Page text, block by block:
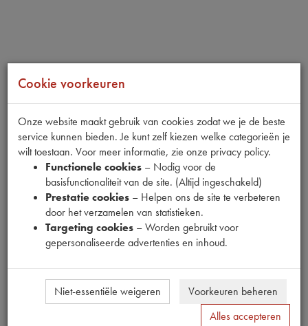
Productnummer
6880133
EAN code
5412096194795
8 01 (€6, 62excl. btw)
Bestel
Cookie voorkeuren
Onze website maakt gebruik van cookies zodat we je de beste
service kunnen bieden. Je kunt zelf kiezen welke categorieën je
wilt toestaan. Voor meer informatie, zie onze privacy policy.
Functionele cookies – Nodig voor de
basisfunctionaliteit van de site. (Altijd ingeschakeld)
Prestatie cookies – Helpen ons de site te verbeteren
door het verzamelen van statistieken.
Targeting cookies – Worden gebruikt voor
gepersonaliseerde advertenties en inhoud.
Niet-essentiële weigeren
Voorkeuren beheren
Alles accepteren